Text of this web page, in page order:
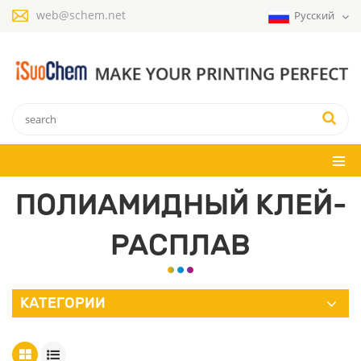
web@schem.net Русский
ПОЛИАМИДНЫЙ КЛЕЙ-
РАСПЛАВ
КАТЕГОРИИ